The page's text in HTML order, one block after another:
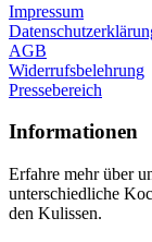
Impressum
AGB
Widerrufsbelehrung
Pressebereich
Informationen
Erfahre mehr über
unterschiedliche
den Kulissen.